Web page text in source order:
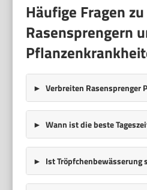
Häufige Fragen zu
Rasensprengern
Verbreiten Rasensprenger
Wann ist die beste
Ist Tröpfchenbewässerung